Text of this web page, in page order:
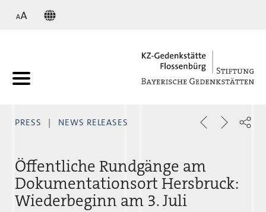
PRESS NEWS RELEASES
Öffentliche Rundgänge am
Dokumentationsort Hersbruck:
Wiederbeginn am 3. Juli